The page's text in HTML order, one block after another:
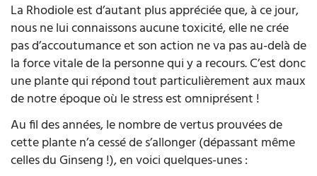
La Rhodiole est d’autant plus appréciée que, à ce jour,
nous ne lui connaissons aucune toxicité, elle ne crée
pas d’accoutumance et son action ne va pas au-delà de
la force vitale de la personne qui y a recours. C’est donc
une plante qui répond tout particulièrement aux maux
de notre époque où le stress est omniprésent !
Au fil des années, le nombre de vertus prouvées de
cette plante n’a cessé de s’allonger (dépassant même
celles du Ginseng !), en voici quelques-unes :